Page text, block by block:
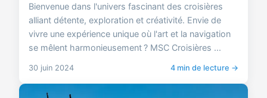
Bienvenue dans l'univers fascinant des croisières
alliant détente, exploration et créativité. Envie de
vivre une expérience unique où l'art et la navigation
se mêlent harmonieusement ? MSC Croisières ...
30 juin 2024 4 min de lecture →